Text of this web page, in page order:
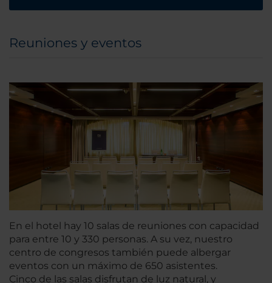
Reuniones y eventos
En el hotel hay 10 salas de reuniones con capacidad
para entre 10 y 330 personas. A su vez, nuestro
centro de congresos también puede albergar
eventos con un máximo de 650 asistentes.
Cinco de las salas disfrutan de luz natural, y